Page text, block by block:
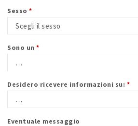
Sesso *
Sono un *
Desidero ricevere informazioni su: *
Eventuale messaggio